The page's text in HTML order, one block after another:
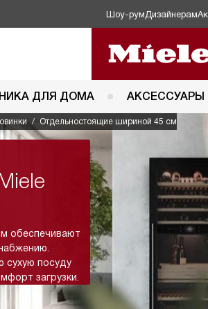
Шоу-рум Дизайнерам
ДЛЯ ДОМА АКСЕССУАРЫ
Отдельностоящие шириной 45 см
обеспечивают
сухую посуду
загрузки.